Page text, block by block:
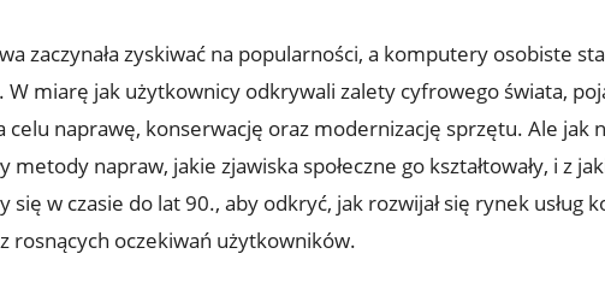
zaczynała zyskiwać na popularności, a komputery osobiste
miarę jak użytkownicy odkrywali zalety cyfrowego świata,
naprawę, konserwację oraz modernizację sprzętu. Ale jak
napraw, jakie zjawiska społeczne go kształtowały, i z
w czasie do lat 90., aby odkryć, jak rozwijał się rynek usług
rosnących oczekiwań użytkowników.